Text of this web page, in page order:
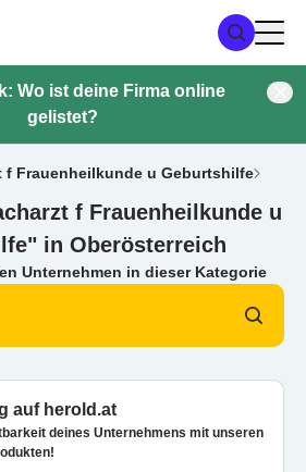
Wo ist deine Firma online
gelistet?
f Frauenheilkunde u Geburtshilfe
f Frauenheilkunde u
in Oberösterreich
Unternehmen in dieser Kategorie
auf herold.at
deines Unternehmens mit unseren